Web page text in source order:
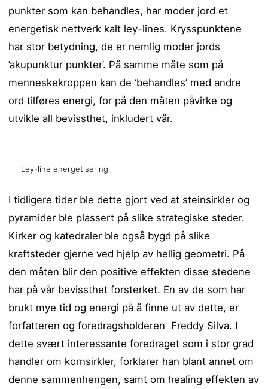
punkter som kan behandles, har moder jord et
energetisk nettverk kalt ley-lines. Krysspunktene
har stor betydning, de er nemlig moder jords
’akupunktur punkter’. På samme måte som på
menneskekroppen kan de ‘behandles’ med andre
ord tilføres energi, for på den måten påvirke og
utvikle all bevissthet, inkludert vår.
Ley-line energetisering
I tidligere tider ble dette gjort ved at steinsirkler og
pyramider ble plassert på slike strategiske steder.
Kirker og katedraler ble også bygd på slike
kraftsteder gjerne ved hjelp av hellig geometri. På
den måten blir den positive effekten disse stedene
har på vår bevissthet forsterket. En av de som har
brukt mye tid og energi på å finne ut av dette, er
forfatteren og foredragsholderen Freddy Silva. I
dette svært interessante foredraget som i stor grad
handler om kornsirkler, forklarer han blant annet om
denne sammenhengen, samt om healing effekten av